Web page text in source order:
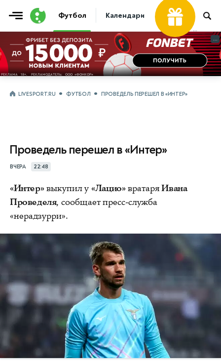
Футбол Календари Таблицы Матчи
...
...
LIVESPORT.RU ФУТБОЛ ПРОВЕДЕЛЬ ПЕРЕШЕЛ В «ИНТЕР»
Проведель перешел в «Интер»
ВЧЕРА 22:48
«Интер»выкупил у«Лацио»вратаряИвана
Проведеля, сообщает пресс-служба
«нерадзурри».